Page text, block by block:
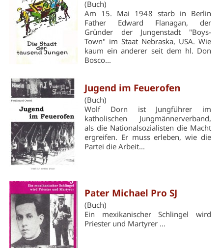
(Buch)
Am 15. Mai 1948 starb in Berlin
Father Edward Flanagan, der
Gründer der Jungenstadt "Boys-
Town" im Staat Nebraska, USA. Wie
kaum ein anderer seit dem hl. Don
Bosco...
Jugend im Feuerofen
(Buch)
Wolf Dorn ist Jungführer im
katholischen Jungmännerverband,
als die Nationalsozialisten die Macht
ergreifen. Er muss erleben, wie die
Partei die Arbeit...
Pater Michael Pro SJ
(Buch)
Ein mexikanischer Schlingel wird
Priester und Martyrer ...